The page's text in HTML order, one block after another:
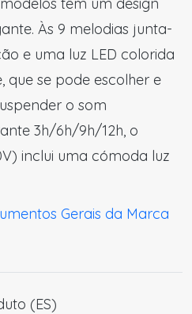
Às 9 melodias junta-
e uma luz LED colorida
que se pode escolher e
o som
3h/6h/9h/12h, o
inclui uma cómoda luz
Gerais da Marca
(ES)